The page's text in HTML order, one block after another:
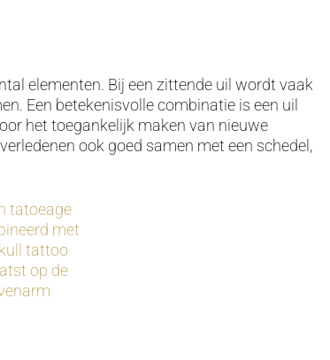
elementen. Bij een zittende uil wordt vaak
Een betekenisvolle combinatie is een uil
het toegankelijk maken van nieuwe
ook goed samen met een schedel,